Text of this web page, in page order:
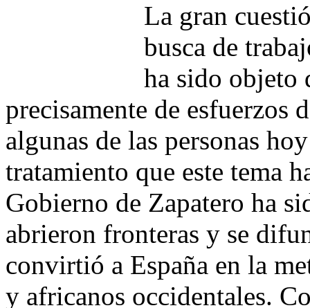
La gran
busca de
ha sido objeto
precisamente de esfuerzos
algunas de las personas
tratamiento que este tema
Gobierno de Zapatero ha
abrieron fronteras y se
convirtió a España en la
y africanos occidentales.